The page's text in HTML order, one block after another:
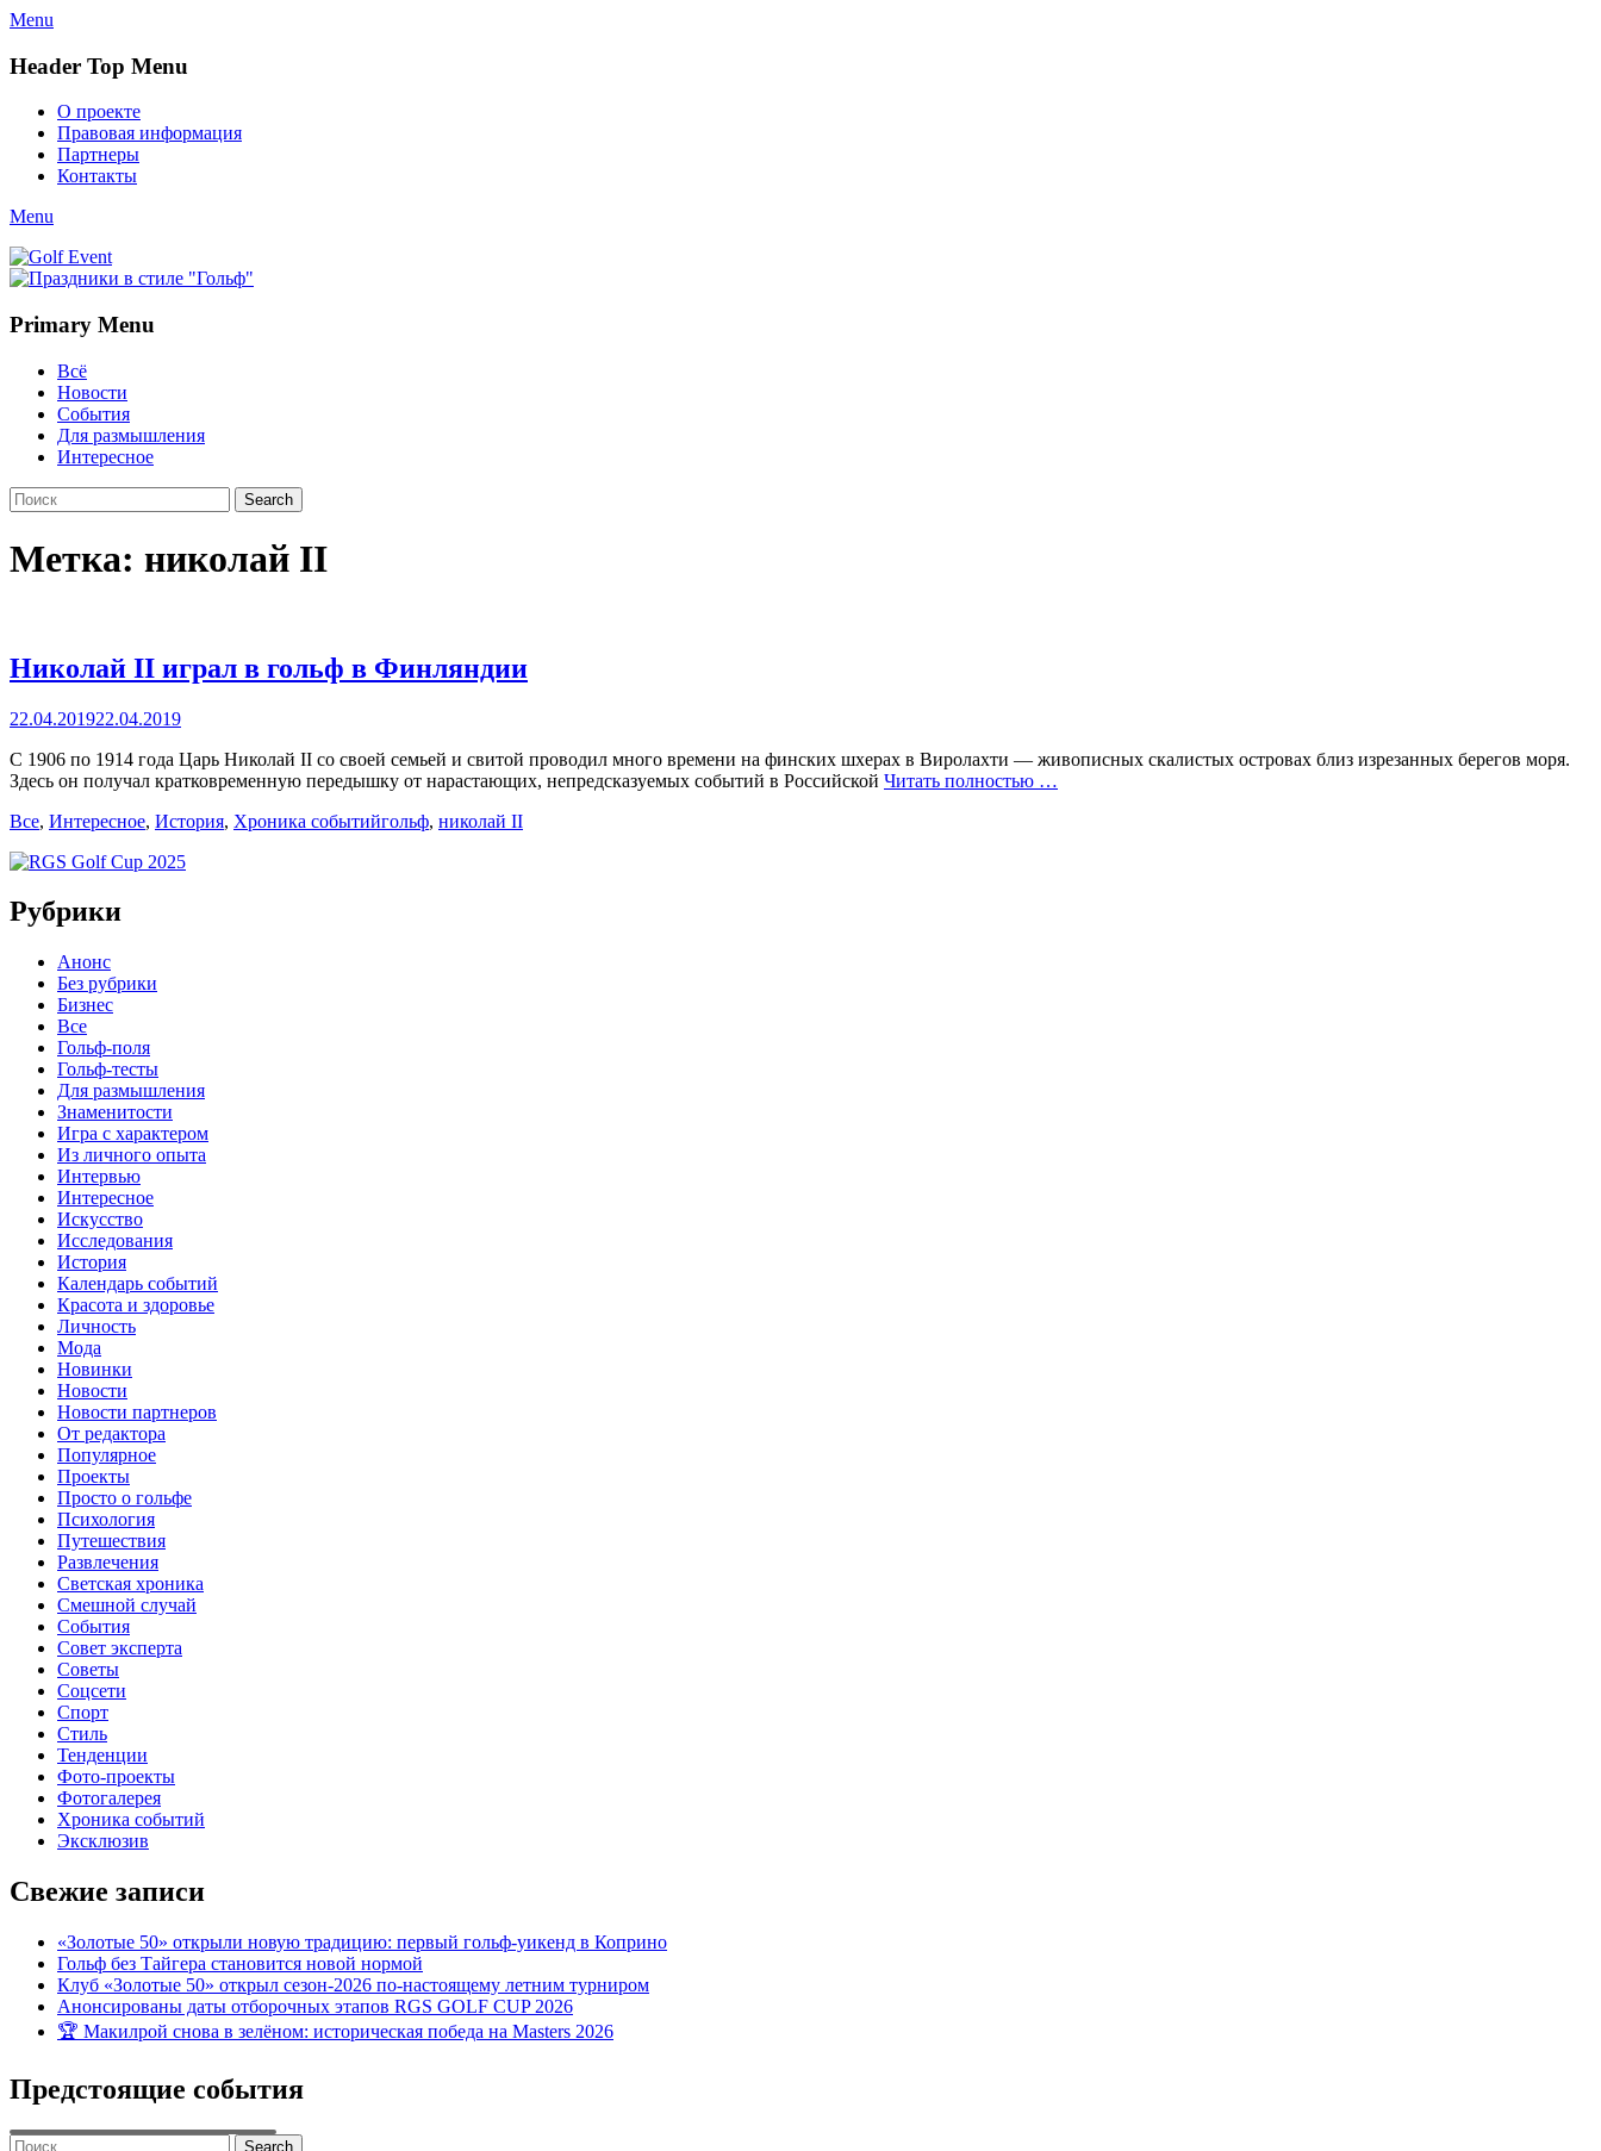
Menu
Header Top Menu
Skip
content
О проекте
Правовая информация
Партнеры
Контакты
Twitter
Email
YouTube
Website
Link
Menu
Golf Event
СМИ о гольфе, гольф-события, новости гольфа. Russian golf media
Primary Menu
Skip
content
Всё
Новости
События
Для размышления
Интересное
Search
Search
for:
Метка: николай II
Николай II играл в гольф в Финляндии
Posted
22.04.201922.04.2019
С 1906 по 1914 года Царь Николай II со своей семьей и свитой проводил много времени на финских шхерах в Виролахти — живописных скалистых островах близ изрезанных берегов моря.
Здесь он получал кратковременную передышку от нарастающих, непредсказуемых событий в Российской Читать полностью …
Categories
Все, Интересное, История, Хроника событийTags
гольф, николай II
Рубрики
Анонс
Без рубрики
Бизнес
Все
Гольф-поля
Гольф-тесты
Для размышления
Знаменитости
Игра с характером
Из личного опыта
Интервью
Интересное
Искусство
Исследования
История
Календарь событий
Красота и здоровье
Личность
Мода
Новинки
Новости
Новости партнеров
От редактора
Популярное
Проекты
Просто о гольфе
Психология
Путешествия
Развлечения
Светская хроника
Смешной случай
События
Совет эксперта
Советы
Соцсети
Спорт
Стиль
Тенденции
Фото-проекты
Фотогалерея
Хроника событий
Эксклюзив
Свежие записи
«Золотые 50» открыли новую традицию: первый гольф-уикенд в Коприно
Гольф без Тайгера становится новой нормой
Клуб «Золотые 50» открыл сезон-2026 по-настоящему летним турниром
Анонсированы даты отборочных этапов RGS GOLF CUP 2026
🏆 Макилрой снова в зелёном: историческая победа на Masters 2026
Предстоящие события
Search